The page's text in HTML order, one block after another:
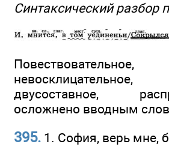
Синтаксический разбор
Повествовательное,
двусоставное,
осложнено вводным
395. 1. София, верь мне,